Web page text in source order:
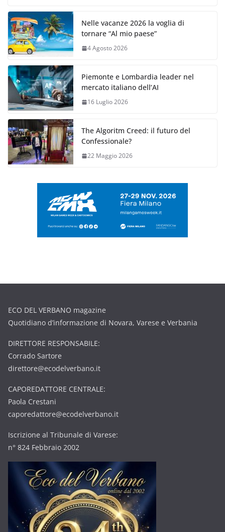
Nelle vacanze 2026 la voglia di
tornare “Al mio paese”
4 Agosto 2026
Piemonte e Lombardia leader nel
mercato italiano dell’AI
16 Luglio 2026
The Algoritm Creed: il futuro del
Confessionale?
22 Maggio 2026
ECO DEL VERBANO magazine
Quotidiano d’informazione di Novara, Varese e Verbania
DIRETTORE RESPONSABILE:
Corrado Sartore
direttore@ecodelverbano.it
CAPOREDATTORE CENTRALE:
Paola Crestani
caporedattore@ecodelverbano.it
Iscrizione al Tribunale di Varese:
n° 824 Febbraio 2002